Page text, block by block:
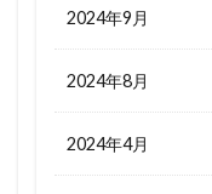
2024年9月
2024年8月
2024年4月